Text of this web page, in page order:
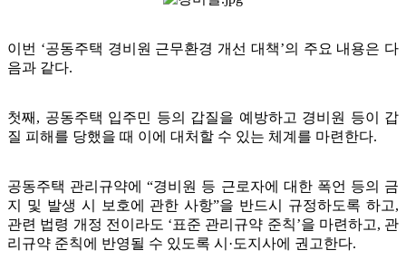
이번 ‘공동주택 경비원 근무환경 개선 대책’의 주요 내용은 다
음과 같다.
첫째, 공동주택 입주민 등의 갑질을 예방하고 경비원 등이 갑
질 피해를 당했을 때 이에 대처할 수 있는 체계를 마련한다.
공동주택 관리규약에 “경비원 등 근로자에 대한 폭언 등의 금
지 및 발생 시 보호에 관한 사항”을 반드시 규정하도록 하고,
관련 법령 개정 전이라도 ‘표준 관리규약 준칙’을 마련하고, 관
리규약 준칙에 반영될 수 있도록 시·도지사에 권고한다.